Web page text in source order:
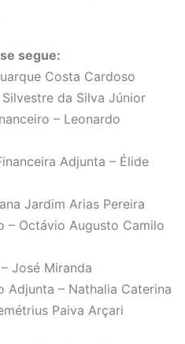
segue:
Costa Cardoso
da Silva Júnior
– Leonardo
Adjunta – Élide
Jardim Arias Pereira
– Octávio Augusto Camilo
José Miranda
Adjunta – Nathalia Caterina
Paiva Arçari